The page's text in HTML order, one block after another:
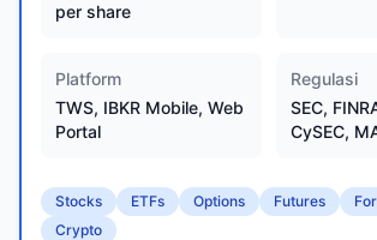
per share
Platform
TWS, IBKR Mobile, Web
Portal
Regulasi
SEC,
CySEC,
Stocks ETFs Options Futures
Crypto